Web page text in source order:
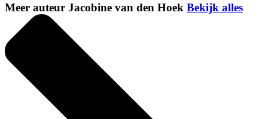
Meer auteur Jacobine van den Hoek Bekijk alles